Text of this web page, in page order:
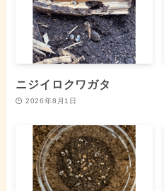
ニジイロクワガタ
2026年8月1日